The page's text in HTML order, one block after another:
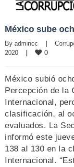
México sube
By admincc |
2020 | 0
México subió
Percepción de la
Internacional,
clasificación, al
evaluados. La
informó este
138 al 130 en la
Internacional.